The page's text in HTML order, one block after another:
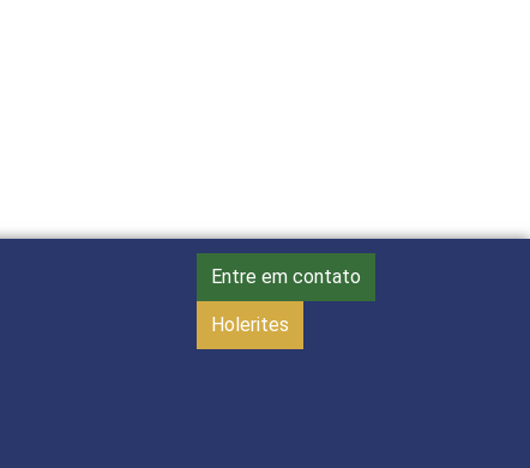
Entre em contato
Holerites